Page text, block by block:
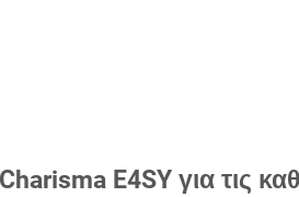
Charisma E4SY για τις